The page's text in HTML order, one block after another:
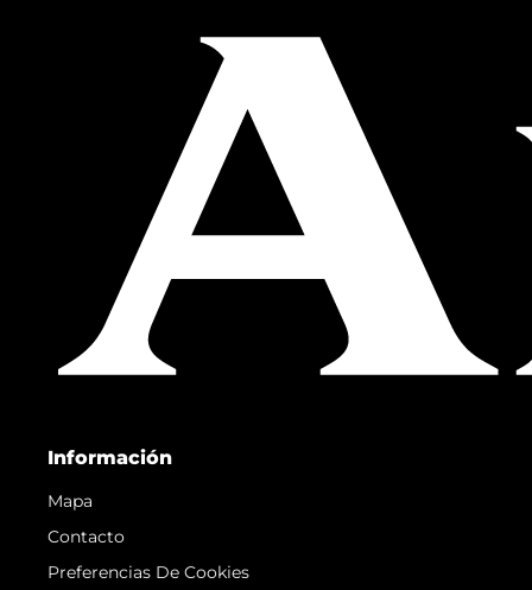
Información
Mapa
Contacto
Preferencias De Cookies